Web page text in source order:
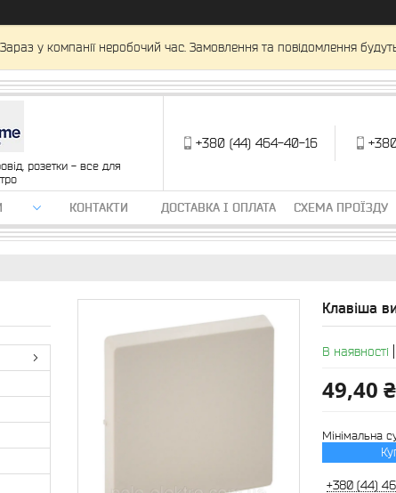
Зараз у компанії неробочий час. Замовлення та повідомлення
розетки - все для
+380 (44) 464-40-16
КОНТАКТИ ДОСТАВКА І ОПЛАТА СХЕМА ПРОЇЗДУ
Клавіша
В наявності
49,40 ₴
Мінімальна
+380 (44)